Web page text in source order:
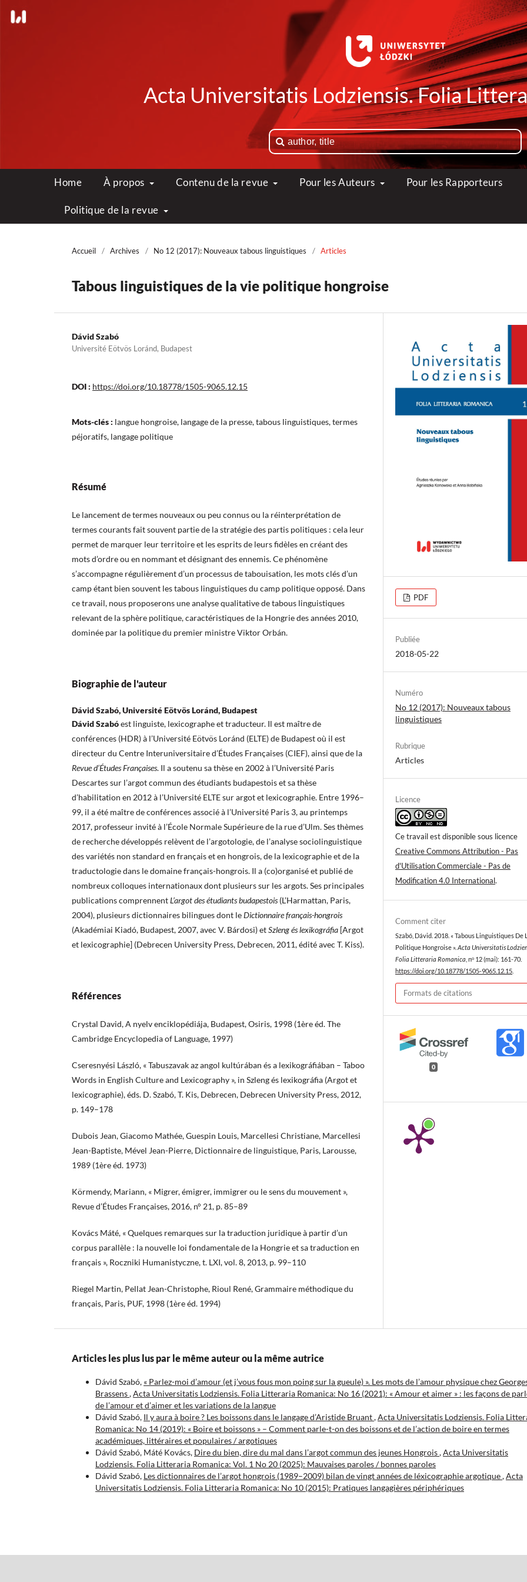
Acta Universitatis Lodziensis. Folia
Home À propos Contenu de la revue Pour les Auteurs Pour les Rapporteurs
Politique de la revue
Accueil / Archives / No 12 (2017): Nouveaux tabous linguistiques / Articles
Tabous linguistiques de la vie politique hongroise
Dávid Szabó
Université Eötvös Loránd, Budapest
DOI : https://doi.org/10.18778/1505-9065.12.15
Mots-clés : langue hongroise, langage de la presse, tabous linguistiques, termes
péjoratifs, langage politique
Résumé
Le lancement de termes nouveaux ou peu connus ou la réinterprétation de
termes courants fait souvent partie de la stratégie des partis politiques : cela leur
permet de marquer leur territoire et les esprits de leurs fidèles en créant des
mots d’ordre ou en nommant et désignant des ennemis. Ce phénomène
s’accompagne régulièrement d’un processus de tabouisation, les mots clés d’un
camp étant bien souvent les tabous linguistiques du camp politique opposé. Dans
ce travail, nous proposerons une analyse qualitative de tabous linguistiques
relevant de la sphère politique, caractéristiques de la Hongrie des années 2010,
dominée par la politique du premier ministre Viktor Orbán.
Biographie de l'auteur
Dávid Szabó, Université Eötvös Loránd, Budapest
Dávid Szabóest linguiste, lexicographe et traducteur. Il est maître de
conférences (HDR) à l’Université Eötvös Loránd (ELTE) de Budapest où il est
directeur du Centre Interuniversitaire d’Études Françaises (CIEF), ainsi que de la
Revue d’Études Françaises. Il a soutenu sa thèse en 2002 à l’Université Paris
Descartes sur l’argot commun des étudiants budapestois et sa thèse
d’habilitation en 2012 à l’Université ELTE sur argot et lexicographie. Entre 1996–
99, il a été maître de conférences associé à l’Université Paris 3, au printemps
2017, professeur invité à l’École Normale Supérieure de la rue d’Ulm. Ses thèmes
de recherche développés relèvent de l’argotologie, de l’analyse sociolinguistique
des variétés non standard en français et en hongrois, de la lexicographie et de la
traductologie dans le domaine français-hongrois. Il a (co)organisé et publié de
nombreux colloques internationaux dont plusieurs sur les argots. Ses principales
publications comprennentL’argot des étudiants budapestois (L’Harmattan, Paris,
2004), plusieurs dictionnaires bilingues dont leDictionnaire français-hongrois
(Akadémiai Kiadó, Budapest, 2007, avec V. Bárdosi) etSzleng és lexikográfia [Argot
et lexicographie] (Debrecen University Press, Debrecen, 2011, édité avec T. Kiss).
Références
Crystal David, A nyelv enciklopédiája, Budapest, Osiris, 1998 (1ère éd. The
Cambridge Encyclopedia of Language, 1997)
Cseresnyési László, « Tabuszavak az angol kultúrában és a lexikográfiában – Taboo
Words in English Culture and Lexicography », in Szleng és lexikográfia (Argot et
lexicographie), éds. D. Szabó, T. Kis, Debrecen, Debrecen University Press, 2012,
p. 149–178
Dubois Jean, Giacomo Mathée, Guespin Louis, Marcellesi Christiane, Marcellesi
Jean-Baptiste, Mével Jean-Pierre, Dictionnaire de linguistique, Paris, Larousse,
1989 (1ère éd. 1973)
Körmendy, Mariann, « Migrer, émigrer, immigrer ou le sens du mouvement »,
Revue d’Études Françaises, 2016, n° 21, p. 85–89
Kovács Máté, « Quelques remarques sur la traduction juridique à partir d’un
corpus parallèle : la nouvelle loi fondamentale de la Hongrie et sa traduction en
français », Roczniki Humanistyczne, t. LXI, vol. 8, 2013, p. 99–110
Riegel Martin, Pellat Jean-Christophe, Rioul René, Grammaire méthodique du
français, Paris, PUF, 1998 (1ère éd. 1994)
PDF
Publiée
2018-05-22
Numéro
No 12 (2017): Nouveaux tabous
linguistiques
Rubrique
Articles
Licence
Ce travail est disponible sous licence
Creative Commons Attribution - Pas
d'Utilisation Commerciale - Pas de
Modification 4.0 International.
Comment citer
Szabó, Dávid. 2018. « Tabous Linguistiques De
Politique Hongroise ». Acta Universitatis
Folia Litteraria Romanica , nᵒ 12 (mai): 161-70.
https://doi.org/10.18778/1505-9065.12.15
Formats de citations
0
Articles les plus lus par le même auteur ou la même autrice
Dávid Szabó, « Parlez-moi d’amour (et j’vous fous mon poing sur la gueule) ». Les mots de l’amour physique chez
Brassens,Acta Universitatis Lodziensis. Folia Litteraria Romanica: No 16 (2021): « Amour et aimer » : les façons de
de l’amour et d’aimer et les variations de la langue
Dávid Szabó, Il y aura à boire ? Les boissons dans le langage d’Aristide Bruant,Acta Universitatis Lodziensis. Folia
Romanica: No 14 (2019): « Boire et boissons » – Comment parle-t-on des boissons et de l’action de boire en termes
académiques, littéraires et populaires / argotiques
Dávid Szabó, Máté Kovács, Dire du bien, dire du mal dans l’argot commun des jeunes Hongrois,Acta Universitatis
Lodziensis. Folia Litteraria Romanica: Vol. 1 No 20 (2025): Mauvaises paroles / bonnes paroles
Dávid Szabó, Les dictionnaires de l’argot hongrois (1989–2009) bilan de vingt années de léxicographie argotique,Acta
Universitatis Lodziensis. Folia Litteraria Romanica: No 10 (2015): Pratiques langagières périphériques